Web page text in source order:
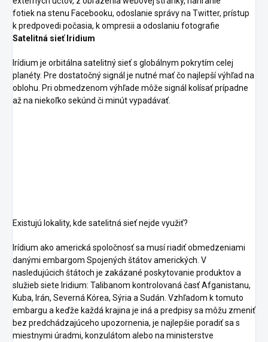
fotiekna stenu Facebooku, odoslanie správy na Twitter, prístup
kpredpovedi počasia, kompresii a odoslaniu fotografie
Satelitná sieť Iridium
Irídium je orbitálna satelitný sieť s globálnym pokrytím celej
planéty. Pre dostatočný signál je nutné mať čo najlepší výhľad na
oblohu. Pri obmedzenom výhľade môže signál kolísať prípadne
až na niekoľko sekúnd či minút vypadávať.
Existujú lokality, kde satelitná sieť nejde využiť?
Irídium ako americká spoločnosť sa musí riadiť obmedzeniami
danými embargom Spojených štátov amerických. V
nasledujúcich štátoch je zakázané poskytovanie produktov a
služieb siete Iridium: Talibanom kontrolovaná časť Afganistanu,
Kuba, Irán, Severná Kórea, Sýria a Sudán. Vzhľadom k tomuto
embargu a keďže každá krajina je iná a predpisy sa môžu zmeniť
bez predchádzajúceho upozornenia, je najlepšie poradiť sa s
miestnymi úradmi, konzulátom alebo na ministerstve